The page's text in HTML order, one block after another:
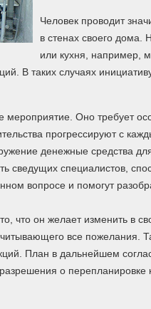
Человек проводит
в стенах своего дома.
или кухня, например,
В таких случаях
мероприятие. Оно требует
прогрессируют с
денежные средства
сведущих специалистов,
вопросе и помогут
что он желает изменить в
все пожелания.
План в дальнейшем
о перепланировке